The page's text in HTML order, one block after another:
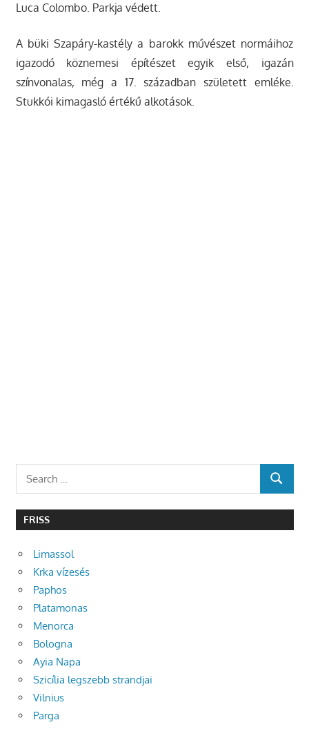
Luca Colombo. Parkja védett.
A büki Szapáry-kastély a barokk művészet normáihoz
igazodó köznemesi építészet egyik első, igazán
színvonalas, még a 17. században született emléke.
Stukkói kimagasló értékű alkotások.
SEARCH
FRISS
Limassol
Krka vízesés
Paphos
Platamonas
Menorca
Bologna
Ayia Napa
Szicília legszebb strandjai
Vilnius
Parga